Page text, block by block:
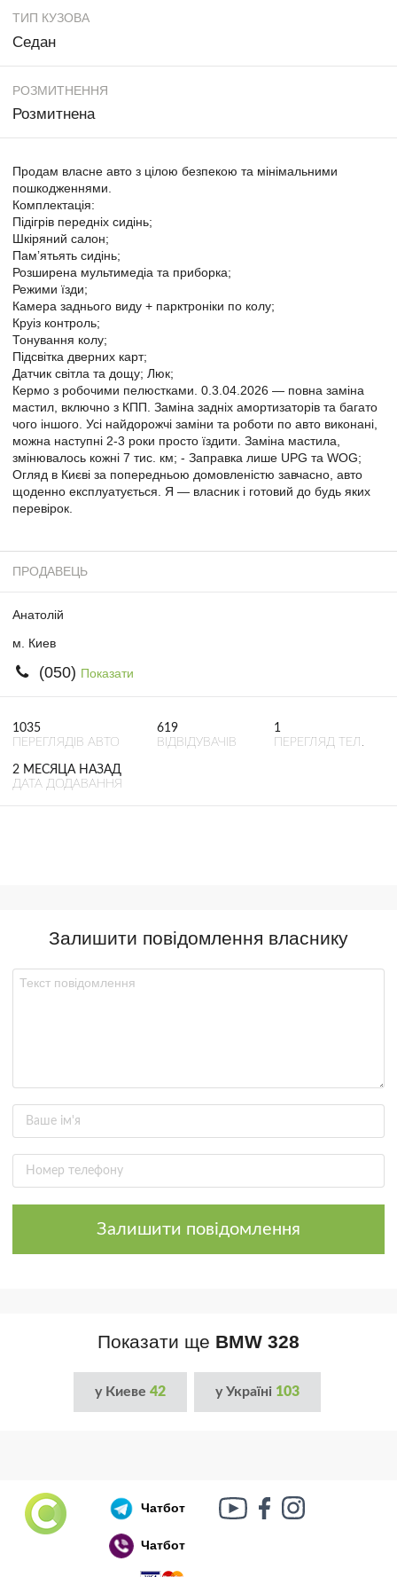
Російський воєнний корабель, іди нах..й!
ТИП КУЗОВА
Седан
РОЗМИТНЕННЯ
Розмитнена
Продам власне авто з цілою безпекою та мінімальними
пошкодженнями.
Комплектація:
Підігрів передніх сидінь;
Шкіряний салон;
Памʼятьять сидінь;
Розширена мультимедіа та приборка;
Режими їзди;
Камера заднього виду + парктроніки по колу;
Круіз контроль;
Тонування колу;
Підсвітка дверних карт;
Датчик світла та дощу; Люк;
Кермо з робочими пелюстками. 0.3.04.2026 — повна заміна
мастил, включно з КПП. Заміна задніх амортизаторів та багато
чого іншого. Усі найдорожчі заміни та роботи по авто виконані,
можна наступні 2-3 роки просто їздити. Заміна мастила,
змінювалось кожні 7 тис. км; - Заправка лише UPG та WOG;
Огляд в Києві за попередньою домовленістю завчасно, авто
щоденно експлуатується. Я — власник і готовий до будь яких
перевірок.
ПРОДАВЕЦЬ
Анатолій
м. Киев
(050) Показати
1035
ПЕРЕГЛЯДІВ АВТО
619
ВІДВІДУВАЧІВ
1
ПЕРЕГЛЯД ТЕЛ.
2 МЕСЯЦА НАЗАД
ДАТА ДОДАВАННЯ
Залишити повідомлення власнику
Залишити повідомлення
Показати ще BMW 328
у Киеве 42 у Україні 103
Чатбот
Чатбот